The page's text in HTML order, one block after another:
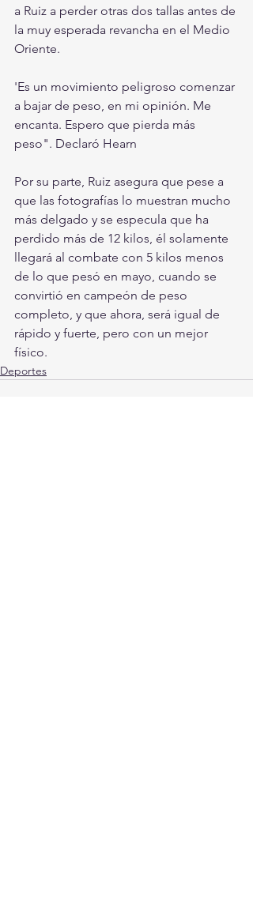
a Ruiz a perder otras dos tallas antes de
la muy esperada revancha en el Medio
Oriente.
'Es un movimiento peligroso comenzar
a bajar de peso, en mi opinión. Me
encanta. Espero que pierda más
peso". Declaró Hearn
Por su parte, Ruiz asegura que pese a
que las fotografías lo muestran mucho
más delgado y se especula que ha
perdido más de 12 kilos, él solamente
llegará al combate con 5 kilos menos
de lo que pesó en mayo, cuando se
convirtió en campeón de peso
completo, y que ahora, será igual de
rápido y fuerte, pero con un mejor
físico.
Deportes